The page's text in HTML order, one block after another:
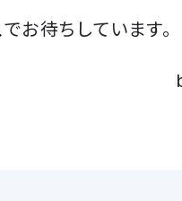
お待ちしています。